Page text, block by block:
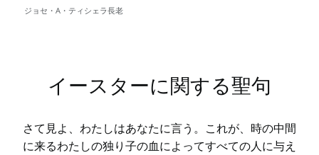
ジョセ・A・ティシェラ長老
イースターに関する聖句
さて見よ、わたしはあなたに言う。これが、時の中間
に来るわたしの独り子の血によってすべての人に与え